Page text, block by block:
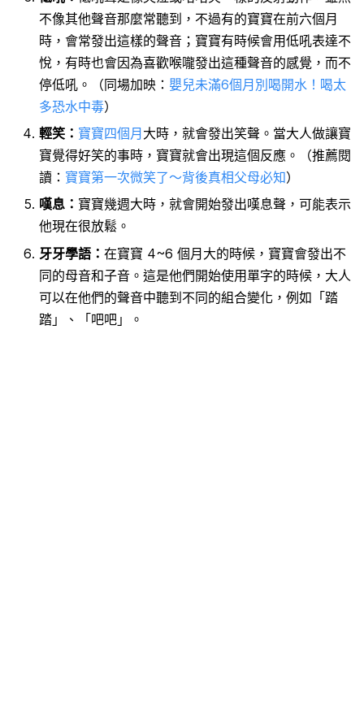
不像其他聲音那麼常聽到，不過有的寶寶在前六個月
時，會常發出這樣的聲音；寶寶有時候會用低吼表達不
悅，有時也會因為喜歡喉嚨發出這種聲音的感覺，而不
停低吼。（同場加映： 嬰兒未滿6個月別喝開水！喝太
多恐水中毒）
輕笑： 寶寶四個月 大時，就會發出笑聲。當大人做讓寶
寶覺得好笑的事時，寶寶就會出現這個反應。（推薦閱
讀： 寶寶第一次微笑了～背後真相父母必知）
嘆息： 寶寶幾週大時，就會開始發出嘆息聲，可能表示
他現在很放鬆。
牙牙學語： 在寶寶 4~6 個月大的時候，寶寶會發出不
同的母音和子音。這是他們開始使用單字的時候，大人
可以在他們的聲音中聽到不同的組合變化，例如「踏
踏」、「吧吧」。